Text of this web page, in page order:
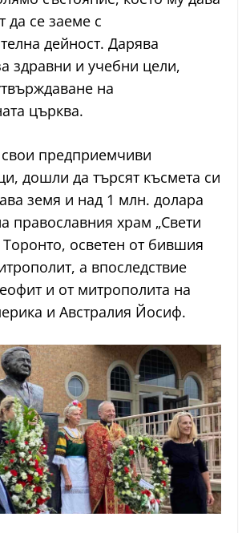
да се заеме с
дейност. Дарява
здравни и учебни цели,
на
църква.
предприемчиви
дошли да търсят късмета си
земя и над 1 млн. долара
православния храм „Свети
осветен от бившия
а впоследствие
и от митрополита на
и Австралия Йосиф.